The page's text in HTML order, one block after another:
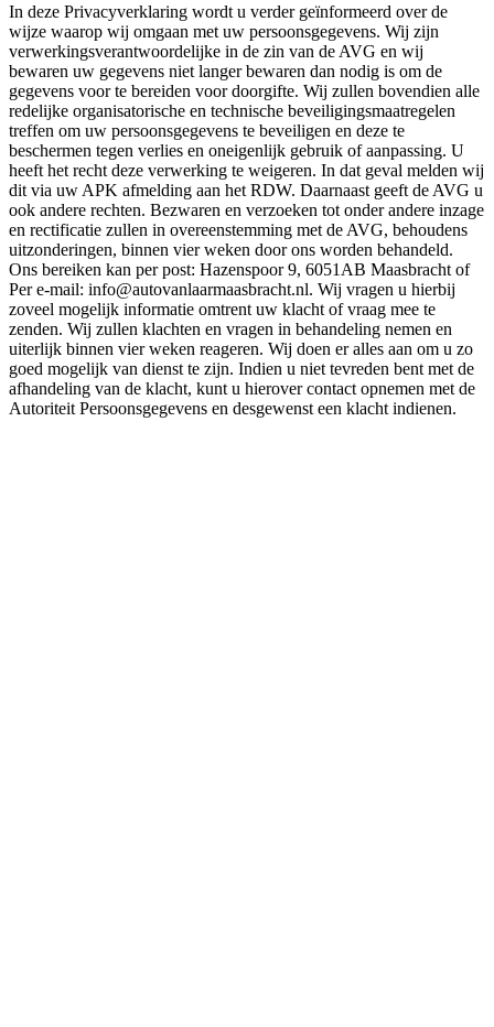
In deze Privacyverklaring wordt u verder geïnformeerd over de
wijze waarop wij omgaan met uw persoonsgegevens. Wij zijn
verwerkingsverantwoordelijke in de zin van de AVG en wij
bewaren uw gegevens niet langer bewaren dan nodig is om de
gegevens voor te bereiden voor doorgifte. Wij zullen bovendien alle
redelijke organisatorische en technische beveiligingsmaatregelen
treffen om uw persoonsgegevens te beveiligen en deze te
beschermen tegen verlies en oneigenlijk gebruik of aanpassing. U
heeft het recht deze verwerking te weigeren. In dat geval melden wij
dit via uw APK afmelding aan het RDW. Daarnaast geeft de AVG u
ook andere rechten. Bezwaren en verzoeken tot onder andere inzage
en rectificatie zullen in overeenstemming met de AVG, behoudens
uitzonderingen, binnen vier weken door ons worden behandeld.
Ons bereiken kan per post: Hazenspoor 9, 6051AB Maasbracht of
Per e-mail: info@autovanlaarmaasbracht.nl. Wij vragen u hierbij
zoveel mogelijk informatie omtrent uw klacht of vraag mee te
zenden. Wij zullen klachten en vragen in behandeling nemen en
uiterlijk binnen vier weken reageren. Wij doen er alles aan om u zo
goed mogelijk van dienst te zijn. Indien u niet tevreden bent met de
afhandeling van de klacht, kunt u hierover contact opnemen met de
Autoriteit Persoonsgegevens en desgewenst een klacht indienen.